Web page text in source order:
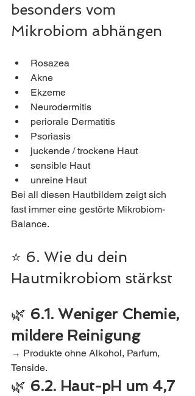
besonders vom
Mikrobiom abhängen
Rosazea
Akne
Ekzeme
Neurodermitis
periorale Dermatitis
Psoriasis
juckende / trockene Haut
sensible Haut
unreine Haut
Bei all diesen Hautbildern zeigt sich
fast immer eine gestörte Mikrobiom-
Balance.
⭐ 6. Wie du dein
Hautmikrobiom stärkst
🌿 6.1. Weniger Chemie,
mildere Reinigung
→ Produkte ohne Alkohol, Parfum,
Tenside.
🌿 6.2. Haut-pH um 4,7